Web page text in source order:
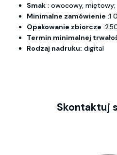
Smak : owocowy, miętowy;
Minimalne zamówienie :1
Opakowanie zbiorcze
Termin minimalnej
Rodzaj nadruku: digital
Skontaktuj